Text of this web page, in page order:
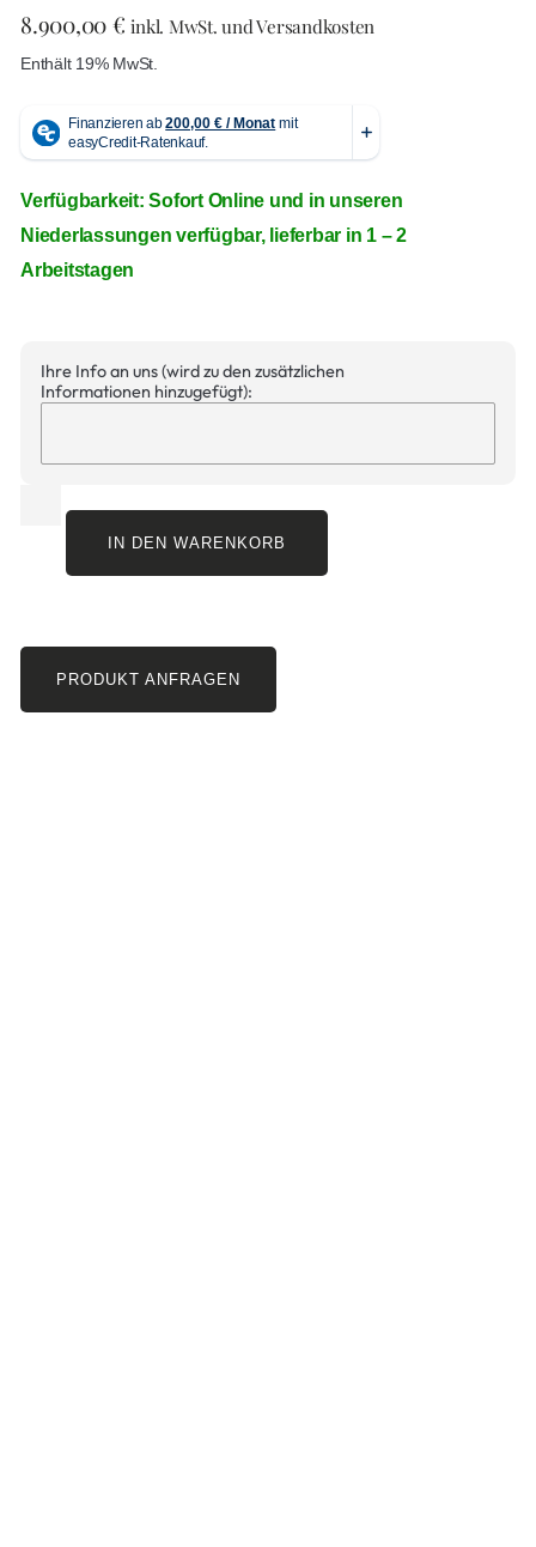
8.900,00€ inkl. MwSt. und Versandkosten
Enthält 19% MwSt.
Verfügbarkeit: Sofort Online und in unseren
Niederlassungen verfügbar, lieferbar in 1 – 2
Arbeitstagen
Ihre Info an uns (wird zu den zusätzlichen
Informationen hinzugefügt):
IN DEN WARENKORB
PRODUKT ANFRAGEN